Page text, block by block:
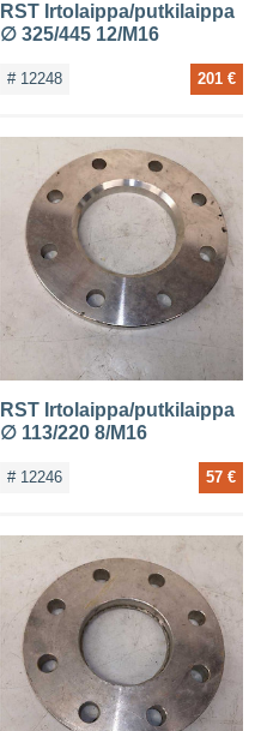
RST Irtolaippa/putkilaippa
∅ 325/445 12/M16
# 12248 201 €
RST Irtolaippa/putkilaippa
∅ 113/220 8/M16
# 12246 57 €